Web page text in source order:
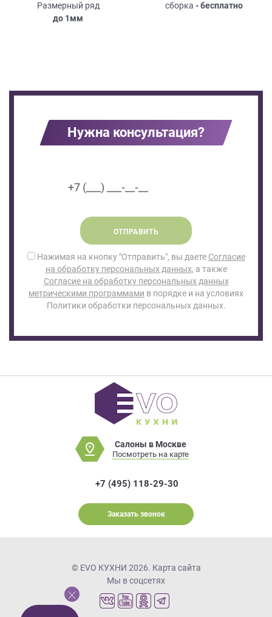
Размерный ряд
до 1мм
сборка - бесплатно
Нужна консультация?
ОТПРАВИТЬ
Нажимая на кнопку "Отправить", вы даете Согласие
на обработку персональных данных, а также
Согласие на обработку персональных данных
метрическими программами в порядке и на условиях
Политики обработки персональных данных.
Салоны в Москве
Посмотреть на карте
+7 (495) 118-29-30
Заказать звонок
© EVO КУХНИ 2026. Карта сайта
Мы в соцсетях